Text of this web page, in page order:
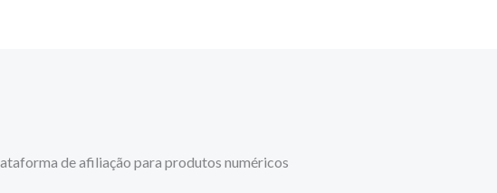
de afiliação para produtos numéricos